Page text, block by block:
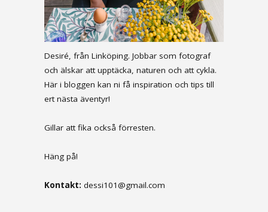
Desiré, från Linköping. Jobbar som fotograf
och älskar att upptäcka, naturen och att cykla.
Här i bloggen kan ni få inspiration och tips till
ert nästa äventyr!
Gillar att fika också förresten.
Häng på!
Kontakt: dessi101@gmail.com